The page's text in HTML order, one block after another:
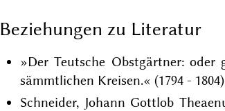
Beziehungen zu Literatur
»Der Teutsche Obstgärtner: oder
sämmtlichen Kreisen.« (1794 -
Schneider, Johann Gottlob